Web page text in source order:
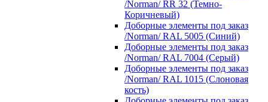
/Norman/ RR 32 (Темно-
Коричневый)
Доборные элементы под заказ
/Norman/ RAL 5005 (Синий)
Доборные элементы под заказ
/Norman/ RAL 7004 (Серый)
Доборные элементы под заказ
/Norman/ RAL 1015 (Слоновая
кость)